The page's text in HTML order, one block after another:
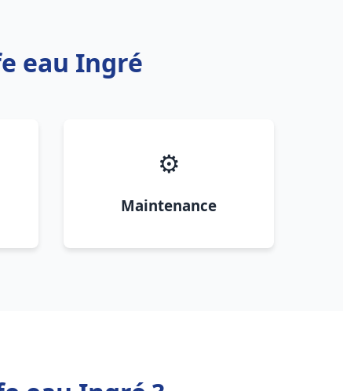
eau Ingré
⚙️
Maintenance